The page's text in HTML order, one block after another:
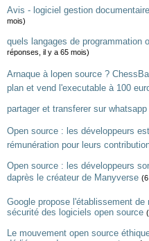
Avis - logiciel gestion
mois)
quels langages de programmation
réponses, il y a 65 mois)
Arnaque à lopen source ?
plan et vend l'executable à 100
partager et transferer sur whatsapp
Open source : les développeurs
rémunération pour leurs
Open source : les développeurs
daprès le créateur de Manyverse
Google propose l'établissement
sécurité des logiciels open source
Le mouvement open source